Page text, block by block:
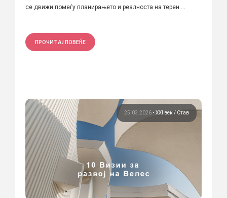
се движи помеѓу планирањето и реалноста на терен....
ПРОЧИТАЈ ПОВЕЌЕ
25.03.2026 • XXI век Став